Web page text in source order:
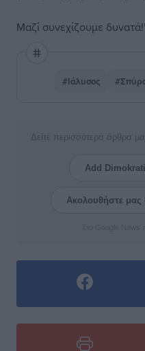
Μαζί συνεχίζουμε
#Ιάλυσος
Δείτε περισσότερα άρθρα
Add
Ακολουθήστε